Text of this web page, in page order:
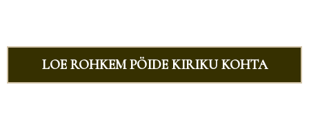
LOE ROHKEM PÖIDE KIRIKU KOHTA